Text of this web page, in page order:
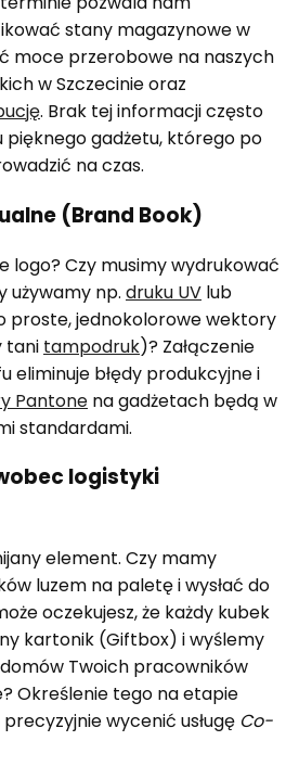
stany magazynowe w
moce przerobowe na naszych
w Szczecinie oraz
. Brak tej informacji często
pięknego gadżetu, którego po
na czas.
(Brand Book)
logo? Czy musimy wydrukować
używamy np. druku UV lub
proste, jednokolorowe wektory
tani tampodruk)? Załączenie
eliminuje błędy produkcyjne i
Pantone na gadżetach będą w
standardami.
logistyki
element. Czy mamy
luzem na paletę i wysłać do
oczekujesz, że każdy kubek
kartonik (Giftbox) i wyślemy
Twoich pracowników
Określenie tego na etapie
wycenić usługę Co-